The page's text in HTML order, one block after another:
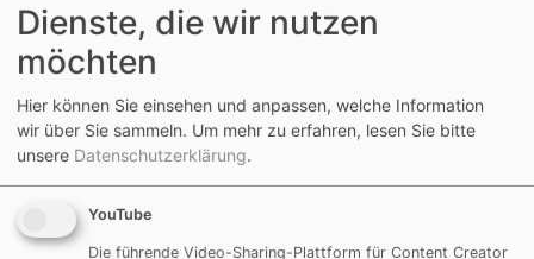
Göggelsbuch, 26.04.2014
www.ing-diba.de/verein
Rahmen der Aktion "DiBaDu und Dein Verein"
abstimmen. Bei dieser Aktion werden deutschlandweit
insgesamt 1.000.000 Euro an 1.000 gemeinnützige
1.000 dort registrierten Vereine die bis 3. Juni 2014
die meisten Stimmen sammeln, erhalten eine Spende in
Dienste, die wir nutzen
möchten
Hier können Sie einsehen und anpassen, welche Information
wir über Sie sammeln. Um mehr zu erfahren, lesen Sie bitte
unsere Datenschutzerklärung.
YouTube
Die führende Video-Sharing-Plattform für Content Creator